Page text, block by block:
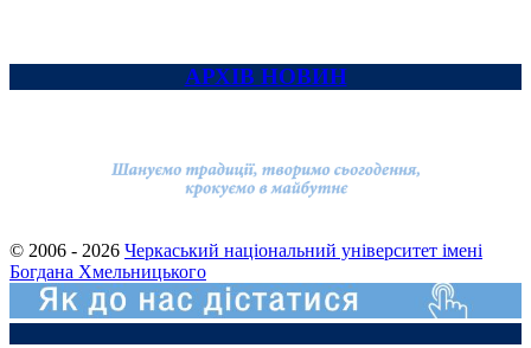
АРХІВ НОВИН
© 2006 - 2026 Черкаський національний університет імені
Богдана Хмельницького